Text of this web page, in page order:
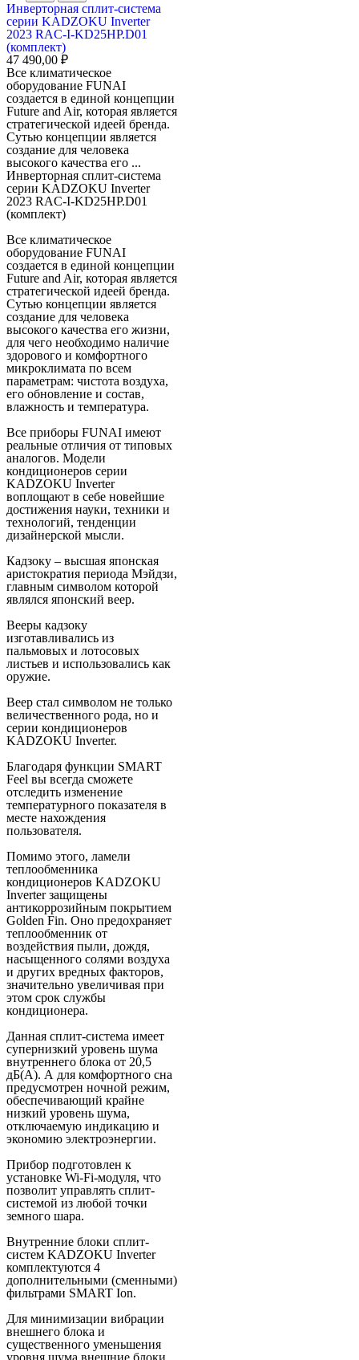
Инверторная сплит-система
серии KADZOKU Inverter
2023 RAC-I-KD25HP.D01
(комплект)
47 490,00 ₽
Все климатическое
оборудование FUNAI
создается в единой концепции
Future and Air, которая является
стратегической идеей бренда.
Сутью концепции является
создание для человека
высокого качества его ...
Инверторная сплит-система
серии KADZOKU Inverter
2023 RAC-I-KD25HP.D01
(комплект)
Все климатическое
оборудование FUNAI
создается в единой концепции
Future and Air, которая является
стратегической идеей бренда.
Сутью концепции является
создание для человека
высокого качества его жизни,
для чего необходимо наличие
здорового и комфортного
микроклимата по всем
параметрам: чистота воздуха,
его обновление и состав,
влажность и температура.
Все приборы FUNAI имеют
реальные отличия от типовых
аналогов. Модели
кондиционеров серии
KADZOKU Inverter
воплощают в себе новейшие
достижения науки, техники и
технологий, тенденции
дизайнерской мысли.
Кадзоку – высшая японская
аристократия периода Мэйдзи,
главным символом которой
являлся японский веер.
Вееры кадзоку
изготавливались из
пальмовых и лотосовых
листьев и использовались как
оружие.
Веер стал символом не только
величественного рода, но и
серии кондиционеров
KADZOKU Inverter.
Благодаря функции SMART
Feel вы всегда сможете
отследить изменение
температурного показателя в
месте нахождения
пользователя.
Помимо этого, ламели
теплообменника
кондиционеров KADZOKU
Inverter защищены
антикоррозийным покрытием
Golden Fin. Оно предохраняет
теплообменник от
воздействия пыли, дождя,
насыщенного солями воздуха
и других вредных факторов,
значительно увеличивая при
этом срок службы
кондиционера.
Данная сплит-система имеет
супернизкий уровень шума
внутреннего блока от 20,5
дБ(А). А для комфортного сна
предусмотрен ночной режим,
обеспечивающий крайне
низкий уровень шума,
отключаемую индикацию и
экономию электроэнергии.
Прибор подготовлен к
установке Wi-Fi-модуля, что
позволит управлять сплит-
системой из любой точки
земного шара.
Внутренние блоки сплит-
систем KADZOKU Inverter
комплектуются 4
дополнительными (сменными)
фильтрами SMART Ion.
Для минимизации вибрации
внешнего блока и
существенного уменьшения
уровня шума внешние блоки